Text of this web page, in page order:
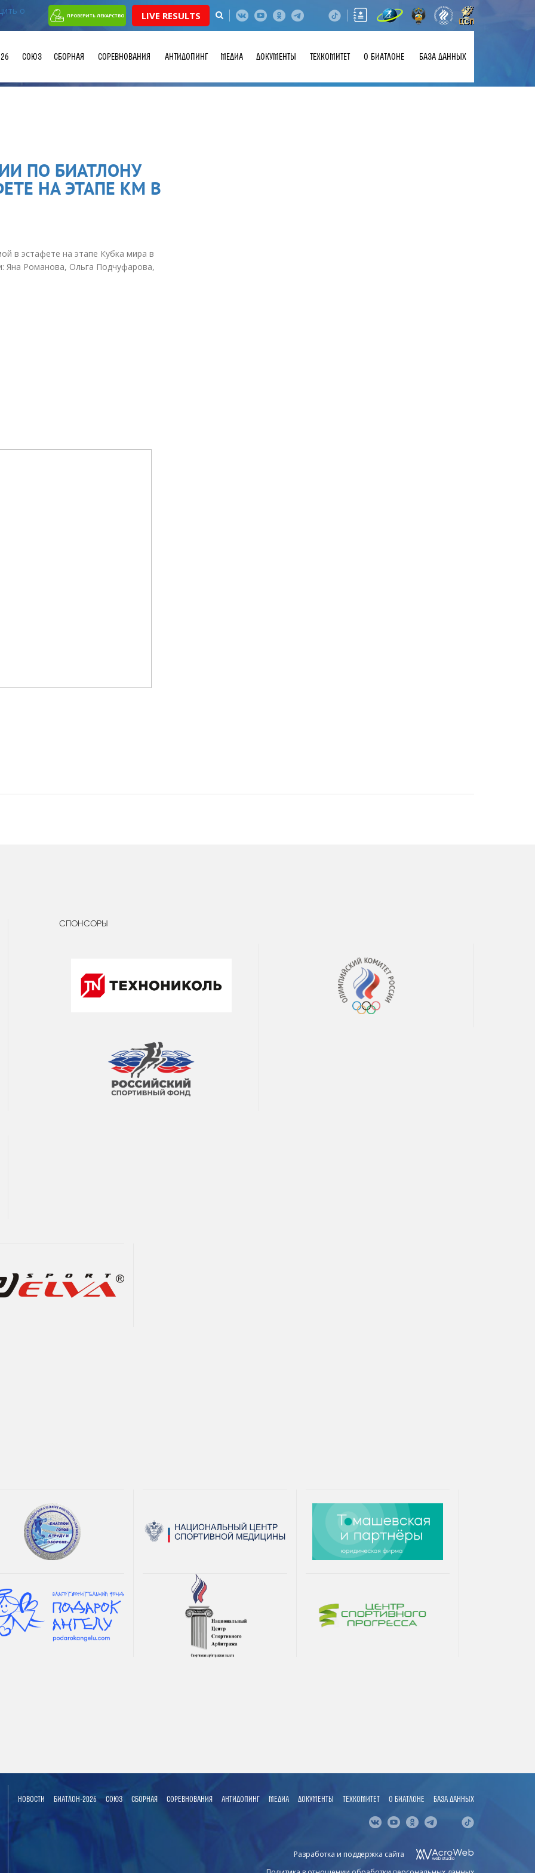
ПРОВЕРИТЬ ЛЕКАРСТВО LIVE RESULTS
СОЮЗ СБОРНАЯ СОРЕВНОВАНИЯ АНТИДОПИНГ МЕДИА ДОКУМЕНТЫ ТЕХКОМИТЕТ О БИАТЛОНЕ БАЗА ДАННЫХ
ПО БИАТЛОНУ
НА ЭТАПЕ КМ В
в эстафете на этапе Кубка мира в
Яна Романова, Ольга Подчуфарова,
СПОНСОРЫ
НОВОСТИ БИАТЛОН-2026 СОЮЗ СБОРНАЯ СОРЕВНОВАНИЯ АНТИДОПИНГ МЕДИА ДОКУМЕНТЫ ТЕХКОМИТЕТ О БИАТЛОНЕ БАЗА ДАННЫХ
Разработка и поддержка сайта